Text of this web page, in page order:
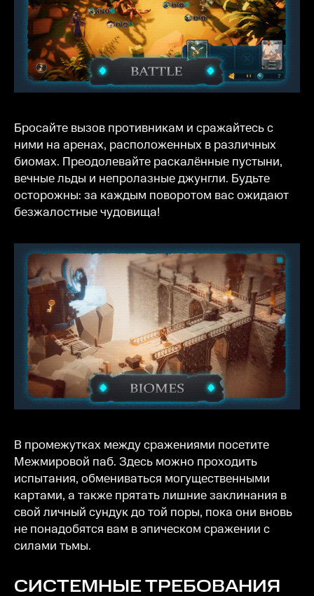
Бросайте вызов противникам и сражайтесь с
ними на аренах, расположенных в различных
биомах. Преодолевайте раскалённые пустыни,
вечные льды и непролазные джунгли. Будьте
осторожны: за каждым поворотом вас ожидают
безжалостные чудовища!
В промежутках между сражениями посетите
Межмировой паб. Здесь можно проходить
испытания, обмениваться могущественными
картами, а также прятать лишние заклинания в
свой личный сундук до той поры, пока они вновь
не понадобятся вам в эпическом сражении с
силами тьмы.
СИСТЕМНЫЕ ТРЕБОВАНИЯ